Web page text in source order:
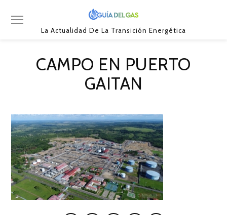
La Actualidad De La Transición Energética
CAMPO EN PUERTO
GAITAN